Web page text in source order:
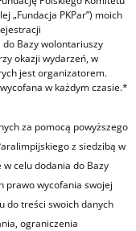
„Fundacja PKPar”) moich
Bazy wolontariuszy
okazji wydarzeń, w
jest organizatorem.
w każdym czasie.*
za pomocą powyższego
z siedzibą w
celu dodania do Bazy
prawo wycofania swojej
do treści swoich danych
ograniczenia